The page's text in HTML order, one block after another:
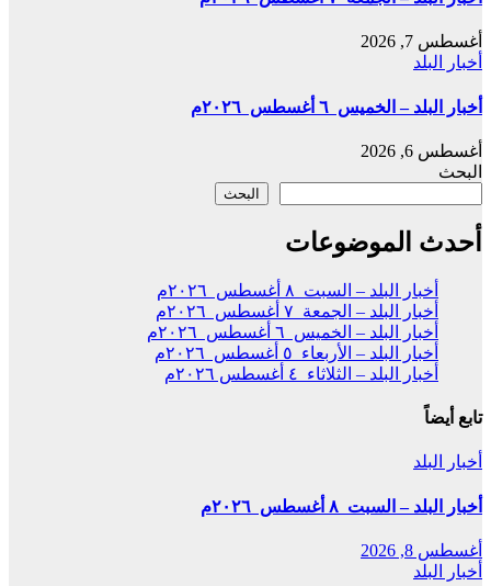
أغسطس 7, 2026
أخبار البلد
أخبار البلد – الخميس ٦ أغسطس ٢٠٢٦م
أغسطس 6, 2026
البحث
البحث
أحدث الموضوعات
أخبار البلد – السبت ٨ أغسطس ٢٠٢٦م
أخبار البلد – الجمعة ٧ أغسطس ٢٠٢٦م
أخبار البلد – الخميس ٦ أغسطس ٢٠٢٦م
أخبار البلد – الأربعاء ٥ أغسطس ٢٠٢٦م
أخبار البلد – الثلاثاء ٤ أغسطس ٢٠٢٦م
تابع أيضاً
أخبار البلد
أخبار البلد – السبت ٨ أغسطس ٢٠٢٦م
أغسطس 8, 2026
أخبار البلد